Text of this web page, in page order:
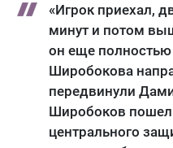
«Игрок приехал,
минут и потом
он еще
Широбокова
передвинули
Широбоков
центрального